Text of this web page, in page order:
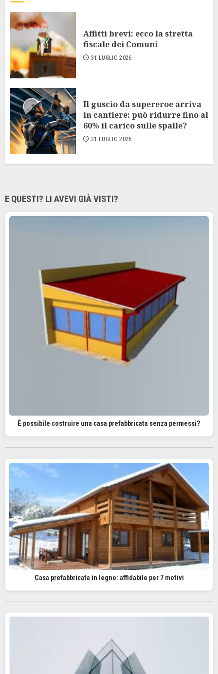
Affitti brevi: ecco la stretta
fiscale dei Comuni
31 LUGLIO 2026
Il guscio da supereroe arriva
in cantiere: può ridurre fino al
60% il carico sulle spalle?
31 LUGLIO 2026
E QUESTI? LI AVEVI GIÀ VISTI?
È possibile costruire una casa prefabbricata senza permessi?
Casa prefabbricata in legno: affidabile per 7 motivi